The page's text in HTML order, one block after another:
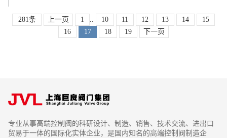
281条 上一页 1 .. 10 11 12 13 14
15
16
17 18 19 下一页
专业从事高端控制阀的科研设计、制造、销售、技术交流、进出口
贸易于一体的国际化实体企业，是国内知名的高端控制阀制造企